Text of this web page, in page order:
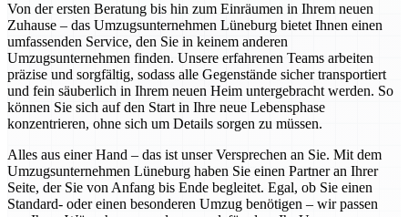
Von der ersten Beratung bis hin zum Einräumen in Ihrem neuen
Zuhause – das Umzugsunternehmen Lüneburg bietet Ihnen einen
umfassenden Service, den Sie in keinem anderen
Umzugsunternehmen finden. Unsere erfahrenen Teams arbeiten
präzise und sorgfältig, sodass alle Gegenstände sicher transportiert
und fein säuberlich in Ihrem neuen Heim untergebracht werden. So
können Sie sich auf den Start in Ihre neue Lebensphase
konzentrieren, ohne sich um Details sorgen zu müssen.
Alles aus einer Hand – das ist unser Versprechen an Sie. Mit dem
Umzugsunternehmen Lüneburg haben Sie einen Partner an Ihrer
Seite, der Sie von Anfang bis Ende begleitet. Egal, ob Sie einen
Standard- oder einen besonderen Umzug benötigen – wir passen